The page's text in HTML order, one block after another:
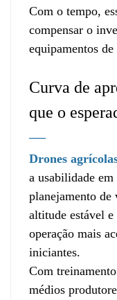
Com o tempo,
compensar o
equipamentos de
Curva de
que o
—
Drones
a usabilidade
planejamento de
altitude estável e
operação mais
iniciantes.
Com
médios